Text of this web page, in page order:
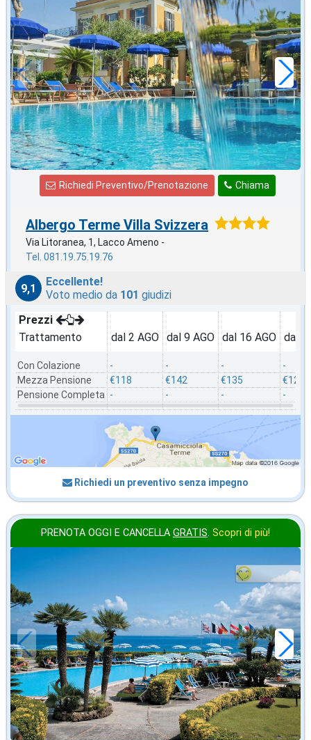
in offerta da
€71,29
a notte
Chiama
Richiedi Preventivo/Prenotazione
Albergo Terme Villa Svizzera
Via Litoranea, 1, Lacco Ameno -
Tel. 081.19.75.19.76
9,1
Eccellente!
Voto medio da 101 giudizi
Prezzi
Trattamento
Con Colazione
Mezza Pensione
Pensione Completa
dal 2 AGO
-
€118
-
dal 9 AGO
-
€142
-
dal 16 AGO
-
€135
-
dal
-
€128
-
Richiedi un preventivo senza impegno
PRENOTA OGGI E CANCELLA GRATIS. Scopri di più!
in offerta da
€56,00
a notte